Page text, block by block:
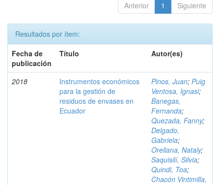
Anterior 1 Siguiente
Resultados por ítem:
Fecha de
publicación
Título Autor(es)
2018
Instrumentos económicos
para la gestión de
residuos de envases en
Ecuador
Pinos, Juan; Puig
Ventosa, Ignasi;
Banegas,
Fernanda;
Quezada, Fanny;
Delgado,
Gabriela;
Orellana, Nataly;
Saquisilí, Silvia;
Quindi, Toa;
Chacón Vintimilla,